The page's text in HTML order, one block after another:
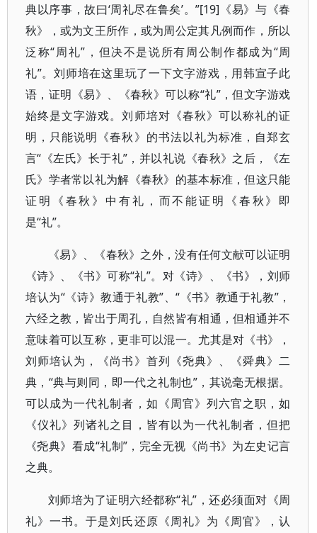
典以序事，故曰‘周礼尽在鲁矣’。”[19]《易》与《春
秋》，或为文王所作，或为周公定其凡例而作，所以
泛称“周礼”，但决不是说所有周公制作都成为“周
礼”。刘师培在这里玩了一下文字游戏，用韩宣子此
语，证明《易》、《春秋》可以称“礼”，但文字游戏
始终是文字游戏。刘师培对《春秋》可以称礼的证
明，只能说明《春秋》的书法以礼为标准，自郑玄
言“《左氏》长于礼”，并以礼说《春秋》之后，《左
氏》学者常以礼为解《春秋》的基本标准，但这只能
证明《春秋》中有礼，而不能证明《春秋》即
是“礼”。
《易》、《春秋》之外，没有任何文献可以证明
《诗》、《书》可称“礼”。对《诗》、《书》，刘师
培认为“《诗》教通于礼教”、“《书》教通于礼教”，
六经之教，皆出于周孔，自然皆有相通，但相通并不
意味着可以互称，更非可以混一。尤其是对《书》，
刘师培认为，《尚书》首列《尧典》、《舜典》二
典，“典与则同，即一代之礼制也”，其说毫无根据。
可以成为一代礼制者，如《周官》列六官之职，如
《仪礼》列诸礼之目，皆有以为一代礼制者，但把
《尧典》看成“礼制”，完全无视《尚书》为左史记言
之典。
刘师培为了证明六经都称“礼”，还必须面对《周
礼》一书。于是刘氏还原《周礼》为《周官》，认